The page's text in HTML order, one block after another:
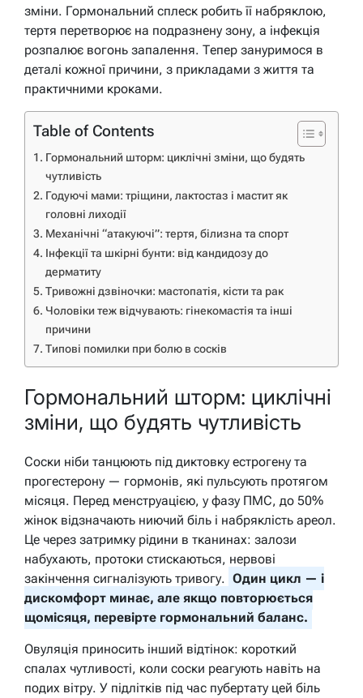
зміни. Гормональний сплеск робить її набряклою,
тертя перетворює на подразнену зону, а інфекція
розпалює вогонь запалення. Тепер зануримося в
деталі кожної причини, з прикладами з життя та
практичними кроками.
Table of Contents
Гормональний шторм: циклічні зміни, що будять
чутливість
Годуючі мами: тріщини, лактостаз і мастит як
головні лиходії
Механічні “атакуючі”: тертя, білизна та спорт
Інфекції та шкірні бунти: від кандидозу до
дерматиту
Тривожні дзвіночки: мастопатія, кісти та рак
Чоловіки теж відчувають: гінекомастія та інші
причини
Типові помилки при болю в сосків
Гормональний шторм: циклічні
зміни, що будять чутливість
Соски ніби танцюють під диктовку естрогену та
прогестерону — гормонів, які пульсують протягом
місяця. Перед менструацією, у фазу ПМС, до 50%
жінок відзначають ниючий біль і набряклість ареол.
Це через затримку рідини в тканинах: залози
набухають, протоки стискаються, нервові
закінчення сигналізують тривогу. Один цикл — і
дискомфорт минає, але якщо повторюється
щомісяця, перевірте гормональний баланс.
Овуляція приносить інший відтінок: короткий
спалах чутливості, коли соски реагують навіть на
подих вітру. У підлітків під час пубертату цей біль